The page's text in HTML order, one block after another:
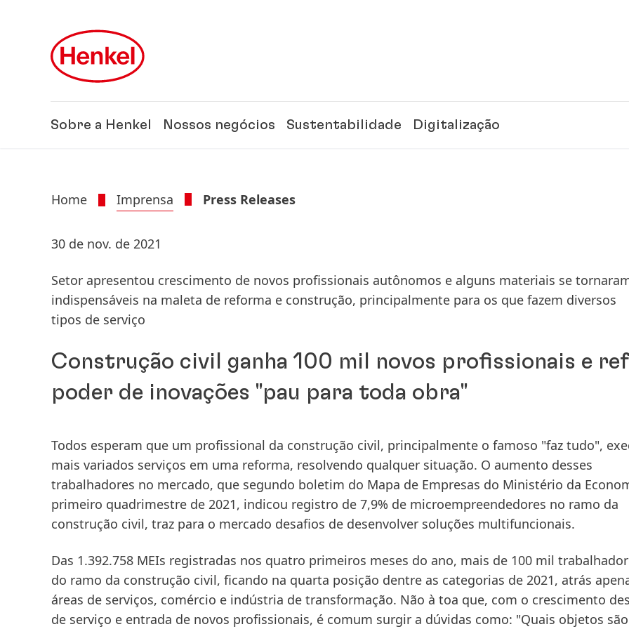
Sobre a Henkel Nossos negócios Sustentabilidade Digitalização
Home Imprensa Press Releases
30 de nov. de 2021
Setor apresentou crescimento de novos profissionais autônomos e alguns materiais se
indispensáveis na maleta de reforma e construção, principalmente para os que fazem diversos
tipos de serviço
Construção civil ganha 100 mil novos profissionais e
poder de inovações "pau para toda obra"
Todos esperam que um profissional da construção civil, principalmente o famoso "faz tudo",
mais variados serviços em uma reforma, resolvendo qualquer situação. O aumento desses
trabalhadores no mercado, que segundo boletim do Mapa de Empresas do Ministério da
primeiro quadrimestre de 2021, indicou registro de 7,9% de microempreendedores no ramo da
construção civil, traz para o mercado desafios de desenvolver soluções multifuncionais.
Das 1.392.758 MEIs registradas nos quatro primeiros meses do ano, mais de 100 mil
do ramo da construção civil, ficando na quarta posição dentre as categorias de 2021, atrás
áreas de serviços, comércio e indústria de transformação. Não à toa que, com o crescimento
de serviço e entrada de novos profissionais, é comum surgir a dúvidas como: "Quais objetos são